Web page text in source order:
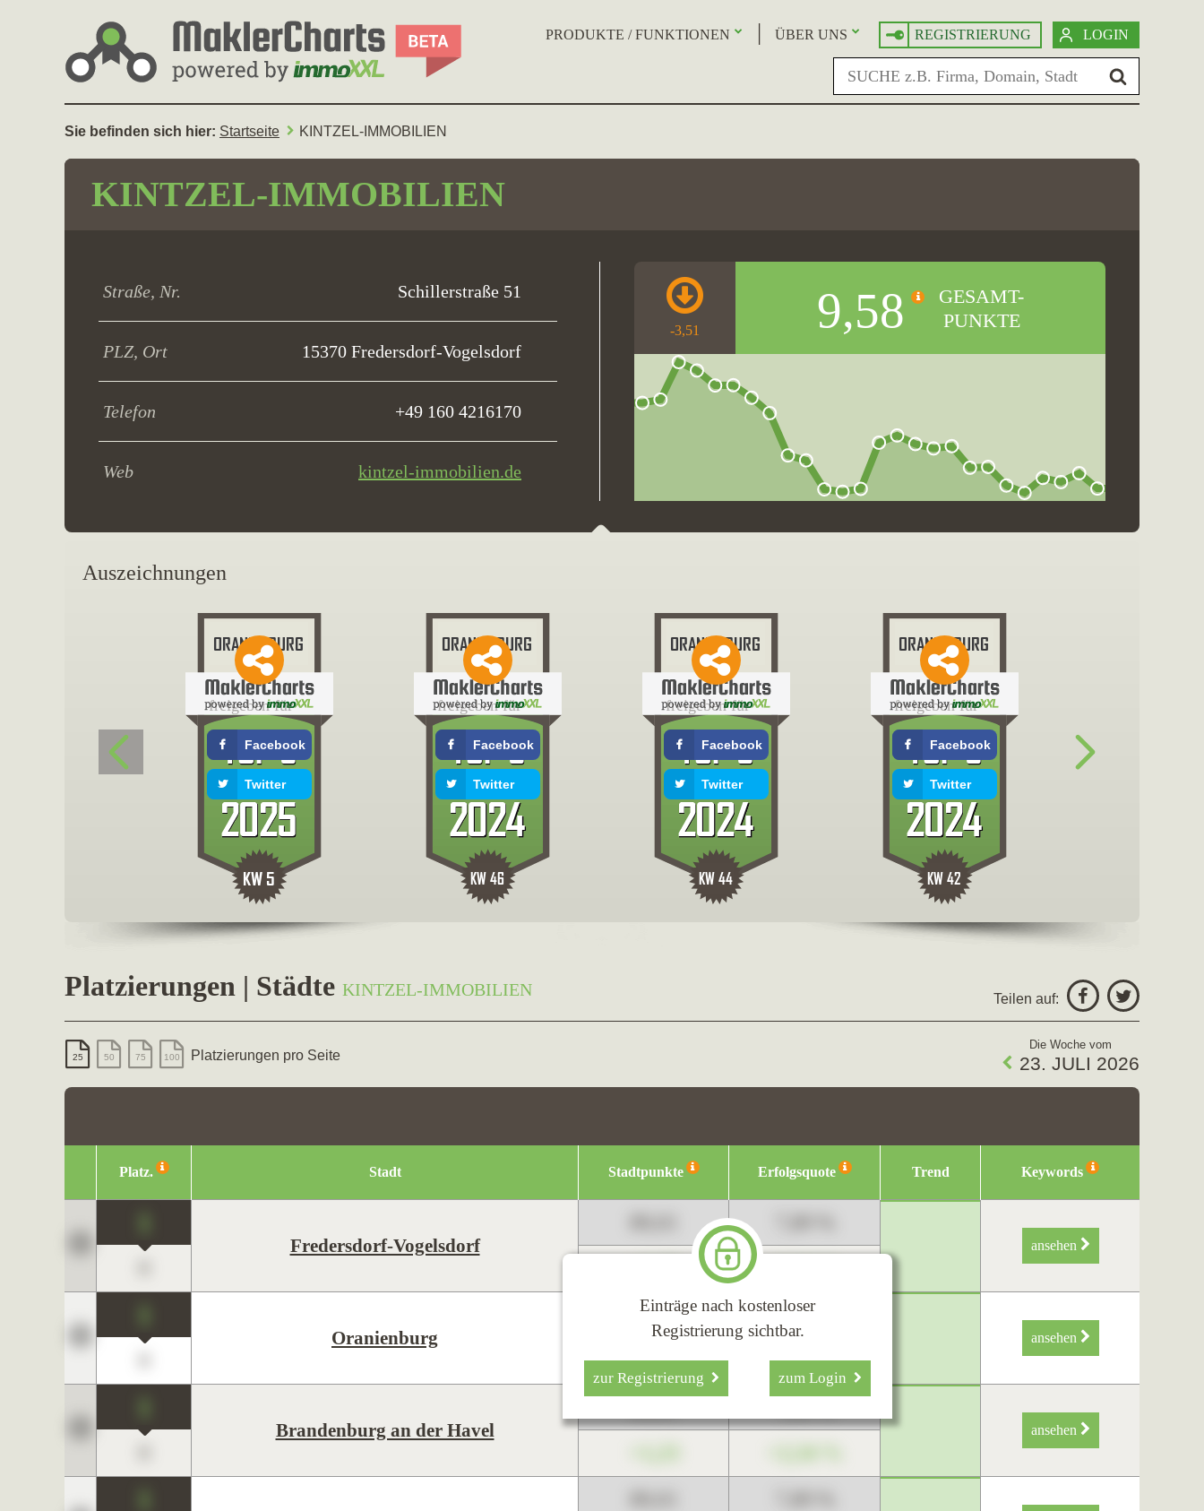
PRODUKTE / FUNKTIONEN ÜBER UNS REGISTRIERUNG LOGIN
Sie befinden sich hier: Startseite KINTZEL-IMMOBILIEN
KINTZEL-IMMOBILIEN
Straße, Nr. Schillerstraße 51
PLZ, Ort 15370 Fredersdorf-Vogelsdorf
Telefon +49 160 4216170
Web kintzel-immobilien.de
-3,51 9,58
GESAMT-
PUNKTE
Auszeichnungen
freigeben für
Facebook
Twitter
freigeben für
Facebook
Twitter
freigeben für
Facebook
Twitter
freigeben für
Facebook
Twitter
Platzierungen | Städte KINTZEL-IMMOBILIEN Teilen auf:
25 50 75 100 Platzierungen pro Seite
Die Woche vom
23. JULI 2026
Platz. Stadt Stadtpunkte Erfolgsquote Trend Keywords
Einträge nach kostenloser
Registrierung sichtbar.
zur Registrierung zum Login
Fredersdorf-Vogelsdorf ansehen
Oranienburg
89,01 7,89 %
ansehen
+1,23 +2,34 %
Brandenburg an der Havel ansehen